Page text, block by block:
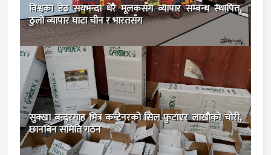
विश्वका डेढ सयभन्दा धेरै मूलकसँग व्यापार सम्बन्ध स्थापित,
ठुलो व्यापार घाटा चीन र भारतसँग
सुक्खा बन्दरगाह भित्र कन्टेनरको सिल फुटाएर लाखाैकाे चोरी,
छानबिन समिति गठन